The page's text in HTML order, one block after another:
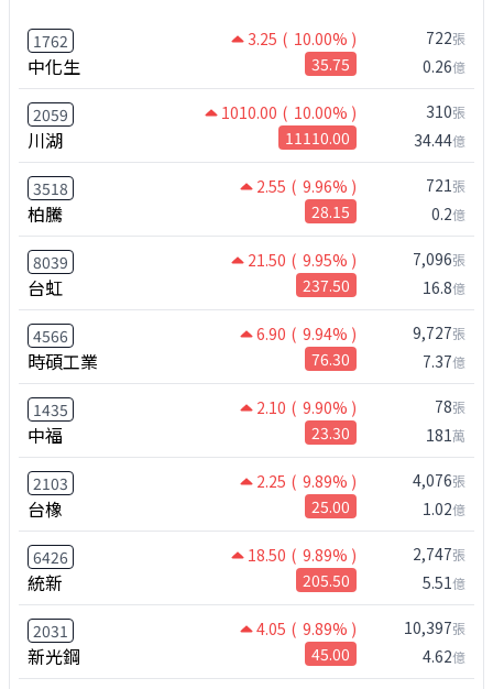
1762 3.25 ( 10.00% )
中化生 35.75
722張
0.26億
2059 1010.00 ( 10.00% )
川湖 11110.00
310張
34.44億
3518 2.55 ( 9.96% )
柏騰 28.15
721張
0.2億
8039 21.50 ( 9.95% )
台虹 237.50
7,096張
16.8億
4566 6.90 ( 9.94% )
時碩工業 76.30
9,727張
7.37億
1435 2.10 ( 9.90% )
中福 23.30
78張
181萬
2103 2.25 ( 9.89% )
台橡 25.00
4,076張
1.02億
6426 18.50 ( 9.89% )
統新 205.50
2,747張
5.51億
2031 4.05 ( 9.89% )
新光鋼 45.00
10,397張
4.62億